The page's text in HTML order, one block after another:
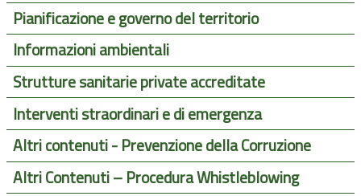
Pianificazione e governo del territorio
Informazioni ambientali
Strutture sanitarie private accreditate
Interventi straordinari e di emergenza
Altri contenuti - Prevenzione della Corruzione
Altri Contenuti – Procedura Whistleblowing